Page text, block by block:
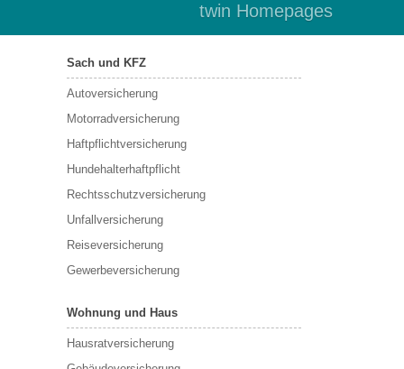
twin Homepages
Sach und KFZ
Autoversicherung
Motorradversicherung
Haftpflichtversicherung
Hundehalterhaftpflicht
Rechtsschutzversicherung
Unfallversicherung
Reiseversicherung
Gewerbeversicherung
Wohnung und Haus
Hausratversicherung